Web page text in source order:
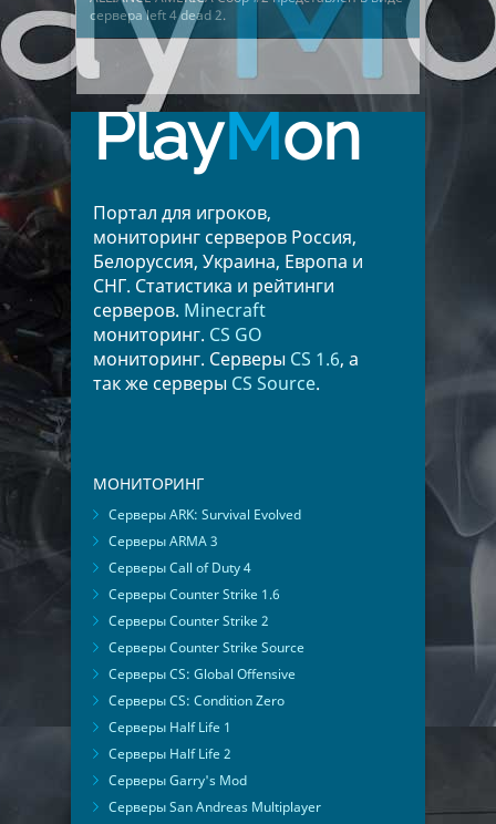
сервера left 4 dead 2.
PlayMon
Портал для игроков,
мониторинг серверов Россия,
Белоруссия, Украина, Европа и
СНГ. Статистика и рейтинги
серверов. Minecraft
мониторинг. CS GO
мониторинг. Серверы CS 1.6, а
так же серверы CS Source.
МОНИТОРИНГ
Серверы ARK: Survival Evolved
Серверы ARMA 3
Серверы Call of Duty 4
Серверы Counter Strike 1.6
Серверы Counter Strike 2
Серверы Counter Strike Source
Серверы CS: Global Offensive
Серверы CS: Condition Zero
Серверы Half Life 1
Серверы Half Life 2
Серверы Garry's Mod
Серверы San Andreas Multiplayer